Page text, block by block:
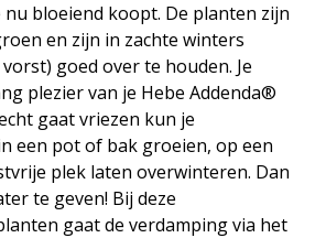
nu bloeiend koopt. De planten zijn
en zijn in zachte winters
goed over te houden. Je
plezier van je Hebe Addenda®
gaat vriezen kun je
een pot of bak groeien, op een
plek laten overwinteren. Dan
te geven! Bij deze
gaat de verdamping via het